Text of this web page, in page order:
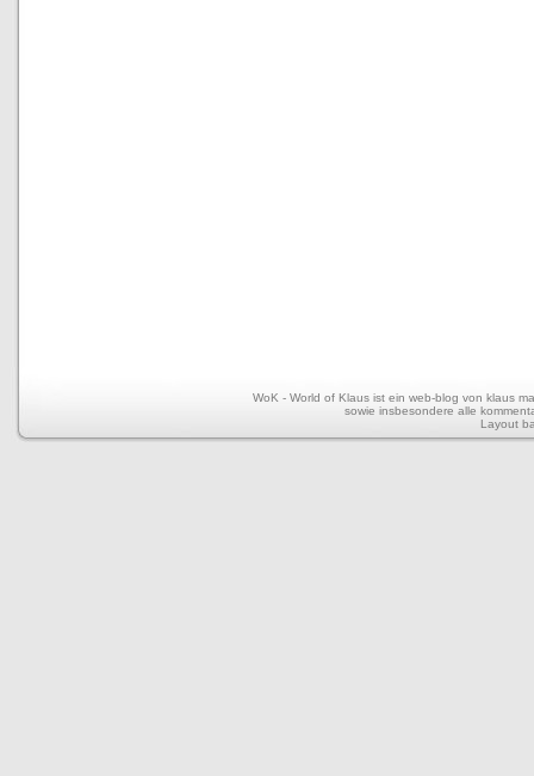
WoK - World of Klaus ist ein web-blog von klaus
sowie insbesondere alle
Layout